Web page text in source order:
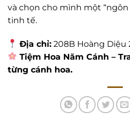
và chọn cho mình một
tinh tế.
Địa chỉ: 208B Hoàng Diệu
Tiệm Hoa Năm Cánh –
từng cánh hoa.